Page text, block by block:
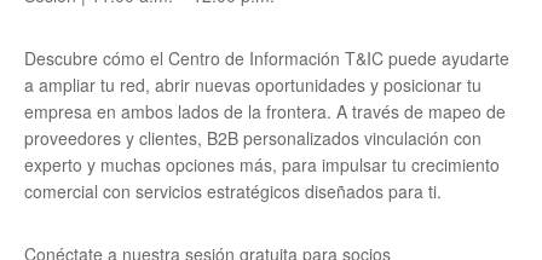
Descubre cómo el Centro de Información T&IC puede ayudarte
a ampliar tu red, abrir nuevas oportunidades y posicionar tu
empresa en ambos lados de la frontera. A través de mapeo de
proveedores y clientes, B2B personalizados vinculación con
experto y muchas opciones más, para impulsar tu crecimiento
comercial con servicios estratégicos diseñados para ti.
Conéctate a nuestra sesión gratuita para socios